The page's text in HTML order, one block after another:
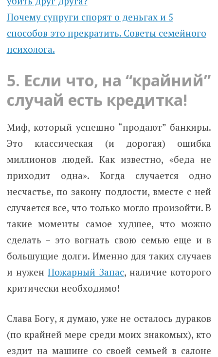
Почему супруги спорят о деньгах и 5
способов это прекратить. Советы семейного
психолога.
5. Если что, на “крайний”
случай есть кредитка!
Миф, который успешно “продают” банкиры.
Это классическая (и дорогая) ошибка
миллионов людей. Как известно, «беда не
приходит одна». Когда случается одно
несчастье, по закону подлости, вместе с ней
случается все, что только могло произойти. В
такие моменты самое худшее, что можно
сделать – это вогнать свою семью еще и в
большущие долги. Именно для таких случаев
и нуженПожарный Запас, наличие которого
критически необходимо!
Слава Богу, я думаю, уже не осталось дураков
(по крайней мере среди моих знакомых), кто
ездит на машине со своей семьей в салоне